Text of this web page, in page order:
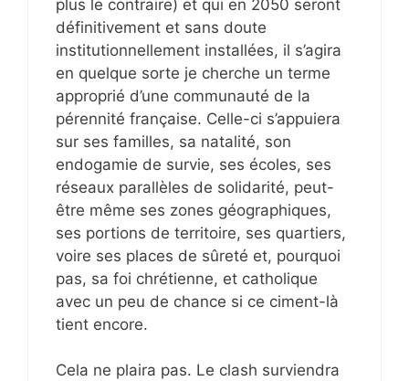
plus le contraire) et qui en 2050 seront
définitivement et sans doute
institutionnellement installées, il s’agira
en quelque sorte je cherche un terme
approprié d’une communauté de la
pérennité française. Celle-ci s’appuiera
sur ses familles, sa natalité, son
endogamie de survie, ses écoles, ses
réseaux parallèles de solidarité, peut-
être même ses zones géographiques,
ses portions de territoire, ses quartiers,
voire ses places de sûreté et, pourquoi
pas, sa foi chrétienne, et catholique
avec un peu de chance si ce ciment-là
tient encore.
Cela ne plaira pas. Le clash surviendra